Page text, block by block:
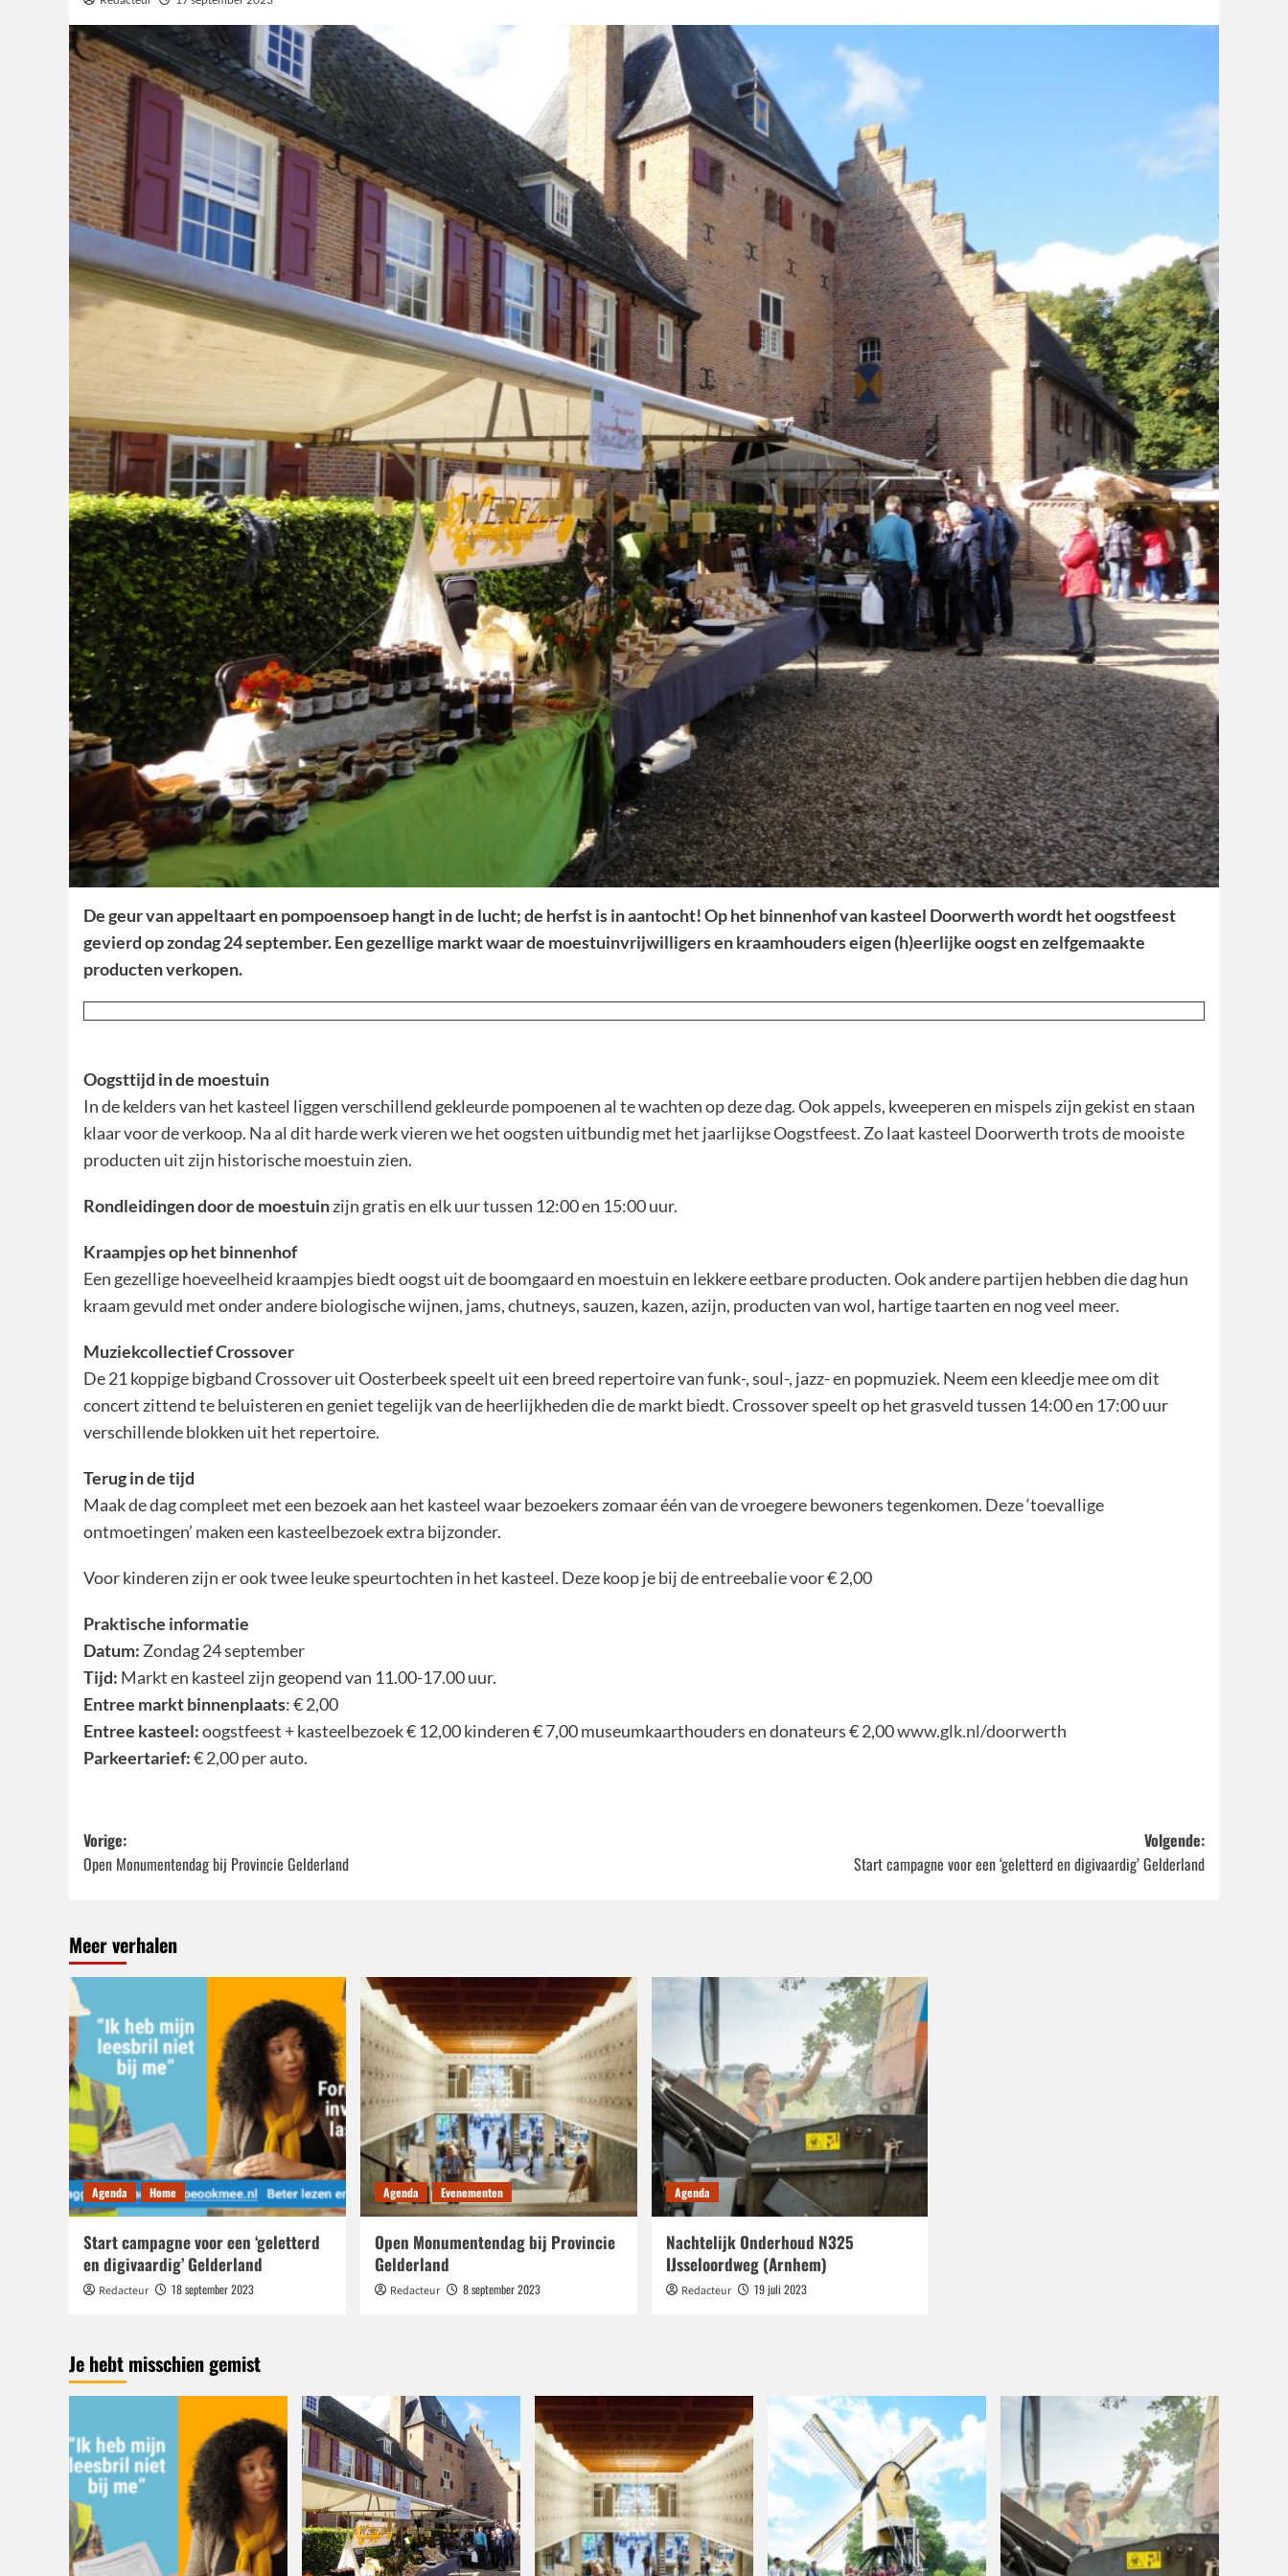
De geur van appeltaart en pompoensoep hangt in de lucht; de herfst is in aantocht! Op het binnenhof van kasteel Doorwerth wordt het oogstfeest
gevierd op zondag 24 september. Een gezellige markt waar de moestuinvrijwilligers en kraamhouders eigen (h)eerlijke oogst en zelfgemaakte
producten verkopen.
Oogsttijd in de moestuin
In de kelders van het kasteel liggen verschillend gekleurde pompoenen al te wachten op deze dag. Ook appels, kweeperen en mispels zijn gekist en staan
klaar voor de verkoop. Na al dit harde werk vieren we het oogsten uitbundig met het jaarlijkse Oogstfeest. Zo laat kasteel Doorwerth trots de mooiste
producten uit zijn historische moestuin zien.
Rondleidingen door de moestuinzijn gratis en elk uur tussen 12:00 en 15:00 uur.
Kraampjes op het binnenhof
Een gezellige hoeveelheid kraampjes biedt oogst uit de boomgaard en moestuin en lekkere eetbare producten. Ook andere partijen hebben die dag hun
kraam gevuld met onder andere biologische wijnen, jams, chutneys, sauzen, kazen, azijn, producten van wol, hartige taarten en nog veel meer.
Muziekcollectief Crossover
De 21 koppige bigband Crossover uit Oosterbeek speelt uit een breed repertoire van funk-, soul-, jazz- en popmuziek. Neem een kleedje mee om dit
concert zittend te beluisteren en geniet tegelijk van de heerlijkheden die de markt biedt. Crossover speelt op het grasveld tussen 14:00 en 17:00 uur
verschillende blokken uit het repertoire.
Terug in de tijd
Maak de dag compleet met een bezoek aan het kasteel waar bezoekers zomaar één van de vroegere bewoners tegenkomen. Deze ‘toevallige
ontmoetingen’ maken een kasteelbezoek extra bijzonder.
Voor kinderen zijn er ook twee leuke speurtochten in het kasteel. Deze koop je bij de entreebalie voor € 2,00
Praktische informatie
Datum: Zondag 24 september
Tijd: Markt en kasteel zijn geopend van 11.00-17.00 uur.
Entree markt binnenplaats: € 2,00
Entree kasteel:oogstfeest + kasteelbezoek € 12,00 kinderen € 7,00 museumkaarthouders en donateurs € 2,00www.glk.nl/doorwerth
Parkeertarief:€ 2,00 per auto.
Bericht
navigatie
Vorige:
Open Monumentendag bij Provincie Gelderland
Volgende:
Start campagne voor een ‘geletterd en digivaardig’ Gelderland
Meer verhalen
Agenda Home
Start campagne voor een ‘geletterd
en digivaardig’ Gelderland
Redacteur 18 september 2023
Agenda Evenementen
Open Monumentendag bij Provincie
Gelderland
Redacteur 8 september 2023
Agenda
Nachtelijk Onderhoud N325
IJsseloordweg (Arnhem)
Redacteur 19 juli 2023
Je hebt misschien gemist